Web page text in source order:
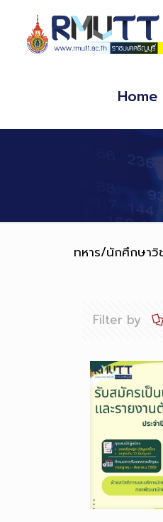
Content
Home
ทหาร/นักศึกษาวิ
Filter by